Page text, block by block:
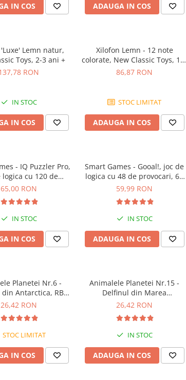
IN COS ADAUGA IN COS
Lemn natur,
Toys, 2-3 ani +
RON
IN STOC
IN COS
Xilofon Lemn - 12 note
colorate, New Classic Toys, 1-2
ani +
86,87 RON
STOC LIMITAT
ADAUGA IN COS
- IQ Puzzler Pro,
logica cu 120 de
6+ ani
65,00 RON
IN STOC
IN COS
Smart Games - Gooal!, joc de
logica cu 48 de provocari, 6+
ani
59,99 RON
IN STOC
ADAUGA IN COS
Planetei Nr.6 -
Antarctica, RBA,
18 luni+
26,42 RON
STOC LIMITAT
IN COS
Animalele Planetei Nr.15 -
Delfinul din Marea
Mediterana, RBA, 18 luni+
26,42 RON
IN STOC
ADAUGA IN COS